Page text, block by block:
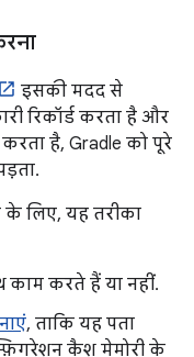
इसकी मदद से
रिकॉर्ड करता है और
है, Gradle को पूरे
लिए, यह तरीका
काम करते हैं या नहीं.
, ताकि यह पता
कैश मेमोरी के